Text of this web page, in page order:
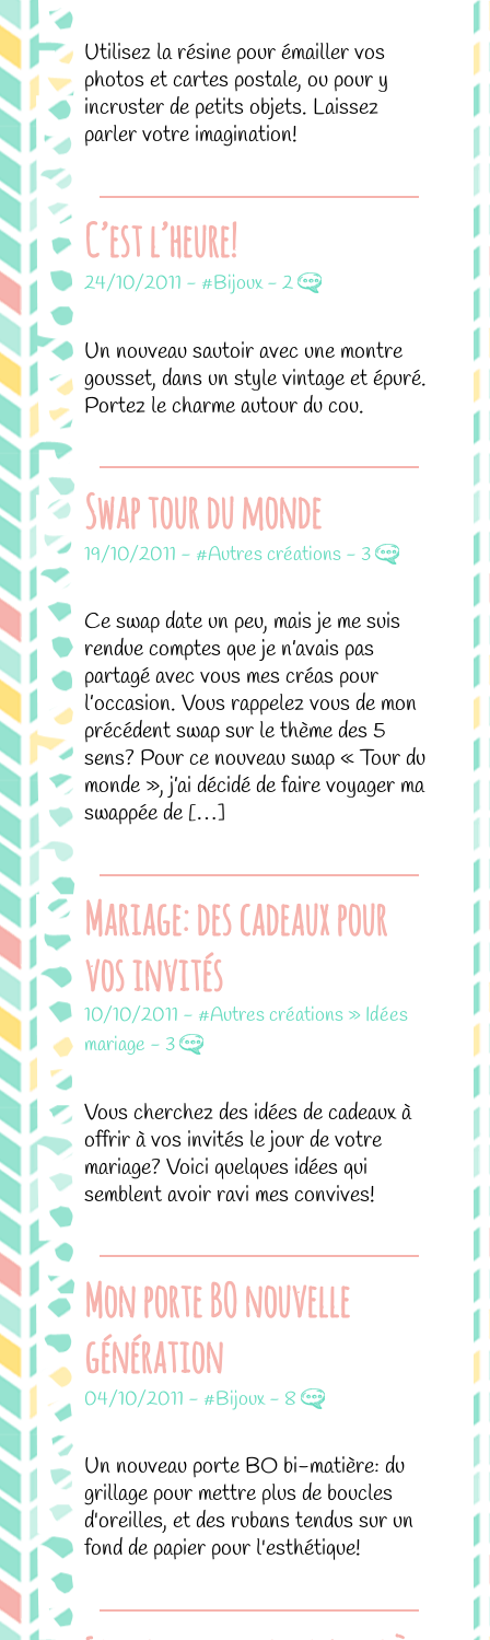
Utilisez la résine pour émailler vos
photos et cartes postale, ou pour y
incruster de petits objets. Laissez
parler votre imagination!
C’est l’heure!
24/10/2011 - #Bijoux- 2
Un nouveau sautoir avec une montre
gousset, dans un style vintage et épuré.
Portez le charme autour du cou.
Swap tour du monde
19/10/2011 - #Autres créations - 3
Ce swap date un peu, mais je me suis
rendue comptes que je n’avais pas
partagé avec vous mes créas pour
l’occasion. Vous rappelez vous de mon
précédent swap sur le thème des 5
sens? Pour ce nouveau swap « Tour du
monde », j’ai décidé de faire voyager ma
swappée de […]
Mariage: des cadeaux pour
vos invités
10/10/2011 - #Autres créations » Idées
mariage - 3
Vous cherchez des idées de cadeaux à
offrir à vos invités le jour de votre
mariage? Voici quelques idées qui
semblent avoir ravi mes convives!
Mon porte BO nouvelle
génération
04/10/2011 - #Bijoux- 8
Un nouveau porte BO bi-matière: du
grillage pour mettre plus de boucles
d'oreilles, et des rubans tendus sur un
fond de papier pour l'esthétique!